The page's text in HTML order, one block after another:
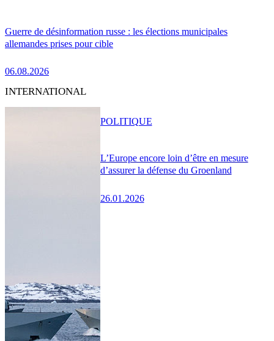
Guerre de désinformation russe : les élections municipales
allemandes prises pour cible
06.08.2026
INTERNATIONAL
L’Europe encore loin d’être en mesure
d’assurer la défense du Groenland
26.01.2026
POLITIQUE